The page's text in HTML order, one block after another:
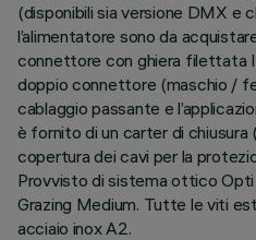
(disponibili sia versione DMX e
l’alimentatore sono da
connettore con ghiera filettata
doppio connettore (maschio /
cablaggio passante e
è fornito di un carter di
copertura dei cavi per la
Provvisto di sistema ottico
Grazing Medium. Tutte le viti
acciaio inox A2.